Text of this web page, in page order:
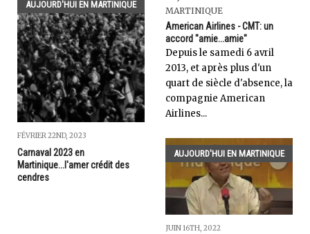
AUJOURD'HUI EN MARTINIQUE
FÉVRIER 22ND, 2023
Carnaval 2023 en
Martinique...l'amer crédit des
cendres
MARTINIQUE
American Airlines - CMT: un
accord "amie...amie"
Depuis le samedi 6 avril
2013, et après plus d'un
quart de siècle d'absence, la
compagnie American
Airlines...
AUJOURD'HUI EN MARTINIQUE
JUIN 16TH, 2022